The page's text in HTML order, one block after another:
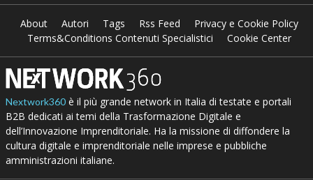
About Autori Tags Rss Feed
Privacy e Cookie Policy
Terms&Conditions Contenuti Specialistici
Cookie Center
Nextwork360è il più grande network in Italia di testate e portali
B2B dedicati ai temi della Trasformazione Digitale e
dell’Innovazione Imprenditoriale. Ha la missione di diffondere la
cultura digitale e imprenditoriale nelle imprese e pubbliche
amministrazioni italiane.